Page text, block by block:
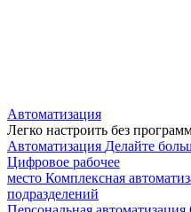
Автоматизация
Легко настроить без
Автоматизация Делайте
Цифровое рабочее
место Комплексная
подразделений